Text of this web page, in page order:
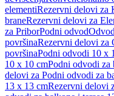
elementiRezervni delovi za
braneRezervni delovi za
za PriborPodni odvod
površinaRezervni delovi za
površinaPodni odvodi 10 x
10 x 10 cmPodni odvodi za
delovi za Podni odvodi za
13 x 13 cmRezervni delovi